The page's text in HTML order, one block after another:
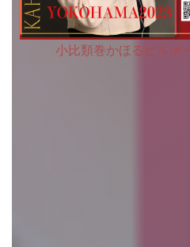
小比類巻かほるビルボ